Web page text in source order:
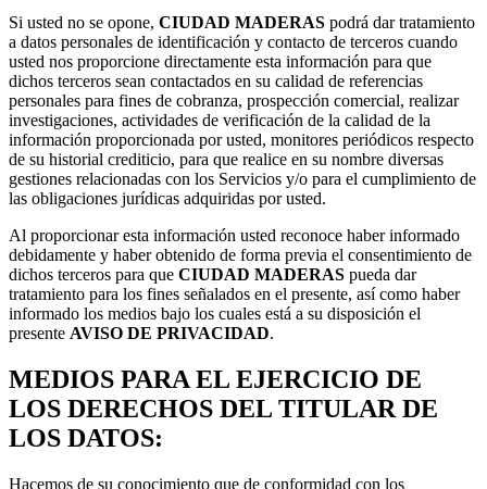
Si usted no se opone, CIUDAD MADERAS podrá dar tratamiento
a datos personales de identificación y contacto de terceros cuando
usted nos proporcione directamente esta información para que
dichos terceros sean contactados en su calidad de referencias
personales para fines de cobranza, prospección comercial, realizar
investigaciones, actividades de verificación de la calidad de la
información proporcionada por usted, monitores periódicos respecto
de su historial crediticio, para que realice en su nombre diversas
gestiones relacionadas con los Servicios y/o para el cumplimiento de
las obligaciones jurídicas adquiridas por usted.
Al proporcionar esta información usted reconoce haber informado
debidamente y haber obtenido de forma previa el consentimiento de
dichos terceros para que CIUDAD MADERAS pueda dar
tratamiento para los fines señalados en el presente, así como haber
informado los medios bajo los cuales está a su disposición el
presente AVISO DE PRIVACIDAD.
MEDIOS PARA EL EJERCICIO DE
LOS DERECHOS DEL TITULAR DE
LOS DATOS:
Hacemos de su conocimiento que de conformidad con los